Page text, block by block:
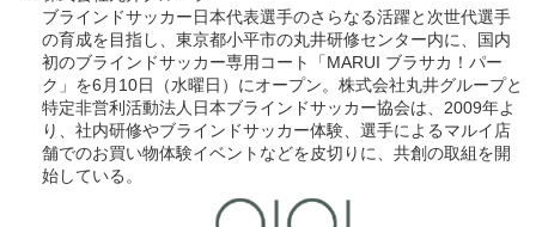
ブラインドサッカー日本代表選手のさらなる活躍と次世代選手
の育成を目指し、東京都小平市の丸井研修センター内に、国内
初のブラインドサッカー専用コート「MARUI ブラサカ！パー
ク」を6月10日（水曜日）にオープン。株式会社丸井グループと
特定非営利活動法人日本ブラインドサッカー協会は、2009年よ
り、社内研修やブラインドサッカー体験、選手によるマルイ店
舗でのお買い物体験イベントなどを皮切りに、共創の取組を開
始している。